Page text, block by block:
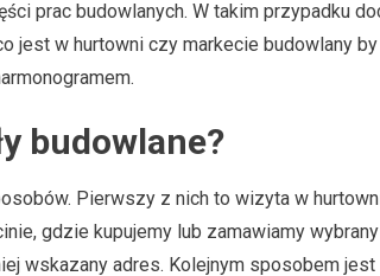
prac budowlanych. W takim przypadku
jest w hurtowni czy markecie budowlany
budowlane?
Pierwszy z nich to wizyta w
gdzie kupujemy lub zamawiamy wybrany
wskazany adres. Kolejnym sposobem jest